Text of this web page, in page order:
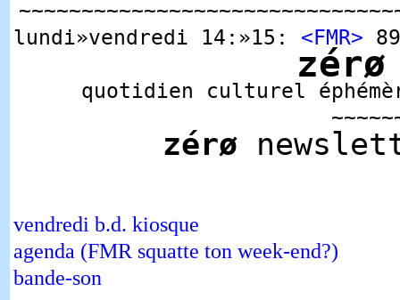
lundi»vendredi 14:»15: <FMR>
zérø
quotidien culturel
zérø
vendredi b.d. kiosque
agenda (FMR squatte ton week-end?)
bande-son